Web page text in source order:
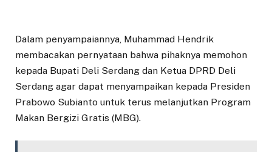
Dalam penyampaiannya, Muhammad Hendrik
membacakan pernyataan bahwa pihaknya memohon
kepada Bupati Deli Serdang dan Ketua DPRD Deli
Serdang agar dapat menyampaikan kepada Presiden
Prabowo Subianto untuk terus melanjutkan Program
Makan Bergizi Gratis (MBG).